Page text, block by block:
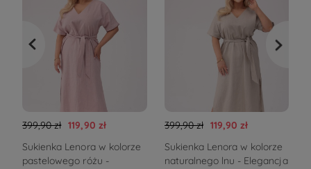
399,90 zł 119,90 zł
Sukienka Lenora w kolorze
pastelowego różu -
399,90 zł 119,90 zł
Sukienka Lenora w kolorze
naturalnego lnu - Elegancja